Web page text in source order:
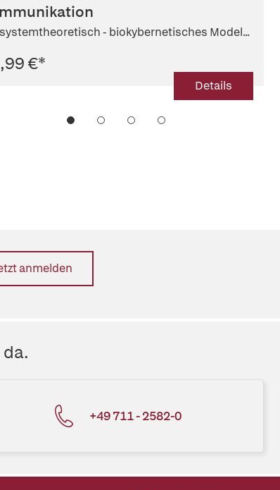
- biokybernetisches Model...
€*
Details
anmelden
+49 711 - 2582-0